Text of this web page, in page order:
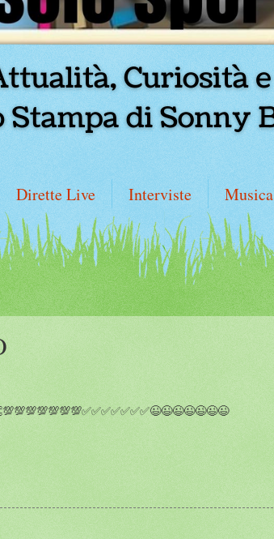
Dirette Live Interviste Musica